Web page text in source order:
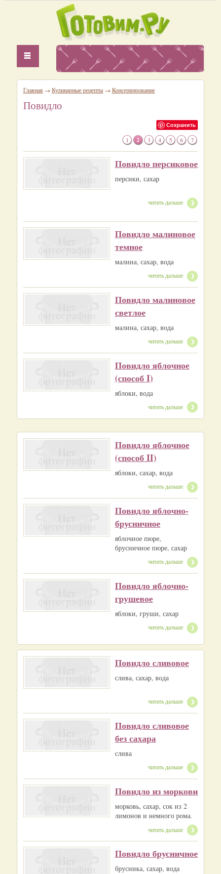
Главная → Кулинарные рецепты → Консервирование
Повидло
Сохранить
1 2 3 4 5 6 7
Повидло персиковое
персики, сахар
читать дальше
Повидло малиновое
темное
малина, сахар, вода
читать дальше
Повидло малиновое
светлое
малина, сахар, вода
читать дальше
Повидло яблочное
(способ I)
яблоки, вода
читать дальше
Повидло яблочное
(способ II)
яблоки, сахар, вода
читать дальше
Повидло яблочно-
брусничное
яблочное пюре,
брусничное пюре, сахар
читать дальше
Повидло яблочно-
грушевое
яблоки, груши, сахар
читать дальше
Повидло сливовое
слива, сахар, вода
читать дальше
Повидло сливовое
без сахара
слива
читать дальше
Повидло из моркови
морковь, сахар, сок из 2
лимонов и немного рома.
читать дальше
Повидло брусничное
брусника, сахар, вода